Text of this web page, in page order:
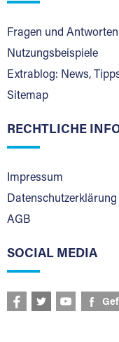
Fragen und Antworten
Nutzungsbeispiele
Extrablog: News,
Sitemap
RECHTLICHE
Impressum
Datenschutzerklärung
AGB
SOCIAL MEDIA